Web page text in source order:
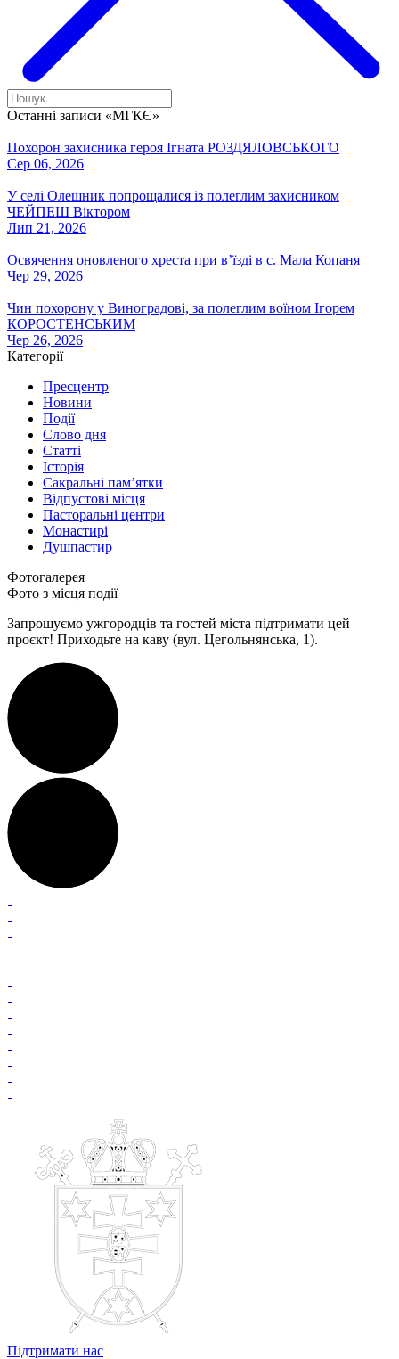
Останні записи «МГКЄ»
Похорон захисника героя Ігната РОЗДЯЛОВСЬКОГО
Сер 06, 2026
У селі Олешник попрощалися із полеглим захисником
ЧЕЙПЕШ Віктором
Лип 21, 2026
Освячення оновленого хреста при вʼїзді в с. Мала Копаня
Чер 29, 2026
Чин похорону у Виноградові, за полеглим воїном Ігорем
КОРОСТЕНСЬКИМ
Чер 26, 2026
Категорії
Пресцентр
Новини
Події
Слово дня
Статті
Історія
Сакральні пам’ятки
Відпустові місця
Пасторальні центри
Монастирі
Душпастир
Фотогалерея
Фото з місця події
Запрошуємо ужгородців та гостей міста підтримати цей
проєкт! Приходьте на каву (вул. Цегольнянська, 1).
Підтримати нас